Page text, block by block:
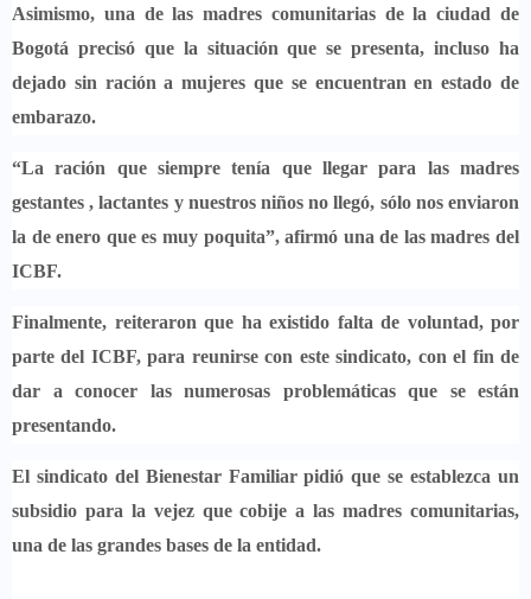
Asimismo, una de las madres comunitarias de la ciudad de
Bogotá precisó que la situación que se presenta, incluso ha
dejado sin ración a mujeres que se encuentran en estado de
embarazo.
“La ración que siempre tenía que llegar para las madres
gestantes , lactantes y nuestros niños no llegó, sólo nos enviaron
la de enero que es muy poquita”,afirmó una de las madres del
ICBF.
Finalmente, reiteraron que ha existido falta de voluntad, por
parte del ICBF, para reunirse con este sindicato, con el fin de
dar a conocer las numerosas problemáticas que se están
presentando.
El sindicato del Bienestar Familiar pidió que se establezca un
subsidio para la vejez que cobije a las madres comunitarias,
una de las grandes bases de la entidad.